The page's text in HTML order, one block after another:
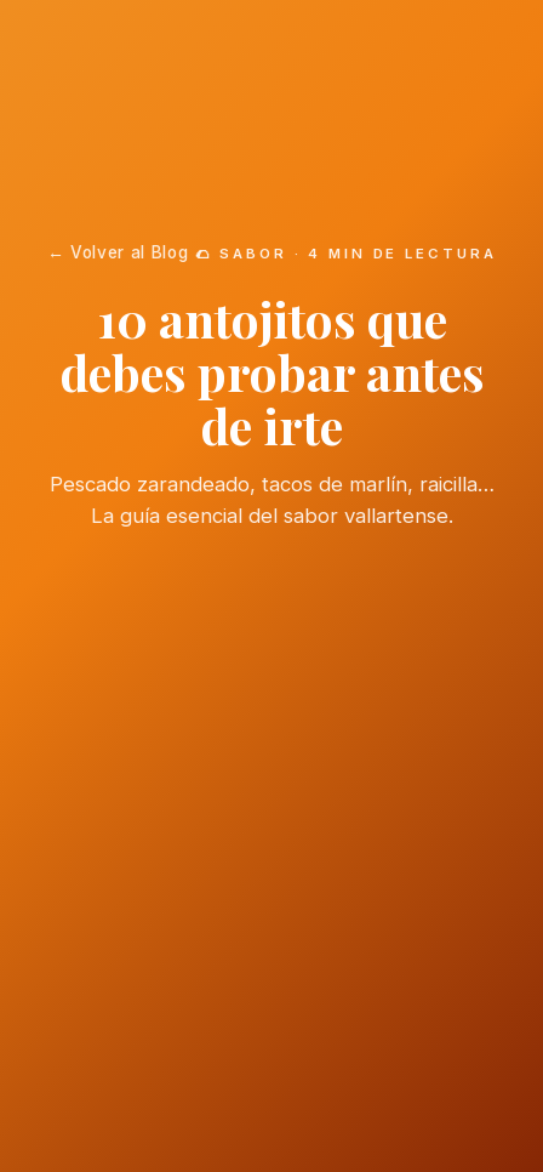
← Volver al Blog 🌮 SABOR · 4 MIN DE LECTURA
10 antojitos que
debes probar antes
de irte
Pescado zarandeado, tacos de marlín, raicilla…
La guía esencial del sabor vallartense.